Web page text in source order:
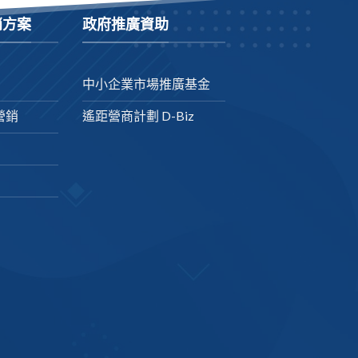
案
銷
政府推廣資助
中小企業市場推廣基金
遙距營商計劃 D-Biz